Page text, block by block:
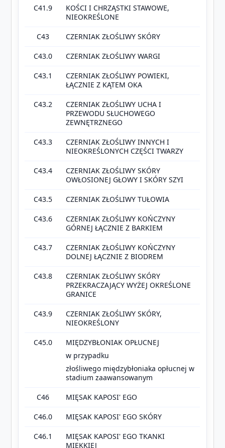
C41.9
KOŚCI I CHRZĄSTKI STAWOWE,
NIEOKREŚLONE
C43 CZERNIAK ZŁOŚLIWY SKÓRY
C43.0 CZERNIAK ZŁOŚLIWY WARGI
C43.1
CZERNIAK ZŁOŚLIWY POWIEKI,
ŁĄCZNIE Z KĄTEM OKA
C43.2
CZERNIAK ZŁOŚLIWY UCHA I
PRZEWODU SŁUCHOWEGO
ZEWNĘTRZNEGO
C43.3
CZERNIAK ZŁOŚLIWY INNYCH I
NIEOKREŚLONYCH CZĘŚCI TWARZY
C43.4
CZERNIAK ZŁOŚLIWY SKÓRY
OWŁOSIONEJ GŁOWY I SKÓRY SZYI
C43.5 CZERNIAK ZŁOŚLIWY TUŁOWIA
C43.6
CZERNIAK ZŁOŚLIWY KOŃCZYNY
GÓRNEJ ŁĄCZNIE Z BARKIEM
C43.7
CZERNIAK ZŁOŚLIWY KOŃCZYNY
DOLNEJ ŁĄCZNIE Z BIODREM
C43.8
CZERNIAK ZŁOŚLIWY SKÓRY
PRZEKRACZAJĄCY WYŻEJ OKREŚLONE
GRANICE
C43.9
CZERNIAK ZŁOŚLIWY SKÓRY,
NIEOKREŚLONY
C45.0
MIĘDZYBŁONIAK OPŁUCNEJ
w przypadku
złośliwego międzybłoniaka opłucnej w
stadium zaawansowanym
C46 MIĘSAK KAPOSI' EGO
C46.0 MIĘSAK KAPOSI' EGO SKÓRY
C46.1
MIĘSAK KAPOSI' EGO TKANKI
MIĘKKIEJ